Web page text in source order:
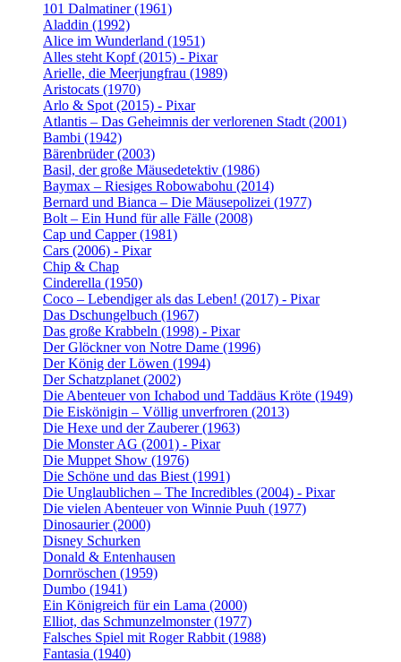
101 Dalmatiner (1961)
Aladdin (1992)
Alice im Wunderland (1951)
Alles steht Kopf (2015) - Pixar
Arielle, die Meerjungfrau (1989)
Aristocats (1970)
Arlo & Spot (2015) - Pixar
Atlantis – Das Geheimnis der verlorenen Stadt (2001)
Bambi (1942)
Bärenbrüder (2003)
Basil, der große Mäusedetektiv (1986)
Baymax – Riesiges Robowabohu (2014)
Bernard und Bianca – Die Mäusepolizei (1977)
Bolt – Ein Hund für alle Fälle (2008)
Cap und Capper (1981)
Cars (2006) - Pixar
Chip & Chap
Cinderella (1950)
Coco – Lebendiger als das Leben! (2017) - Pixar
Das Dschungelbuch (1967)
Das große Krabbeln (1998) - Pixar
Der Glöckner von Notre Dame (1996)
Der König der Löwen (1994)
Der Schatzplanet (2002)
Die Abenteuer von Ichabod und Taddäus Kröte (1949)
Die Eiskönigin – Völlig unverfroren (2013)
Die Hexe und der Zauberer (1963)
Die Monster AG (2001) - Pixar
Die Muppet Show (1976)
Die Schöne und das Biest (1991)
Die Unglaublichen – The Incredibles (2004) - Pixar
Die vielen Abenteuer von Winnie Puuh (1977)
Dinosaurier (2000)
Disney Schurken
Donald & Entenhausen
Dornröschen (1959)
Dumbo (1941)
Ein Königreich für ein Lama (2000)
Elliot, das Schmunzelmonster (1977)
Falsches Spiel mit Roger Rabbit (1988)
Fantasia (1940)